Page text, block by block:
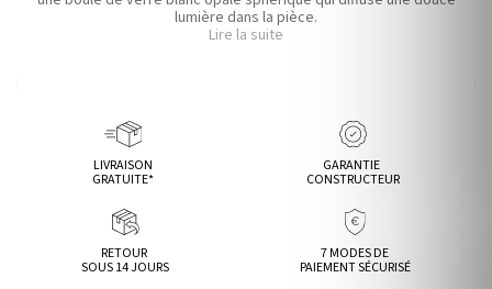
lumière dans la pièce.
Lire la suite
LIVRAISON
GRATUITE*
GARANTIE
CONSTRUCTEUR
RETOUR
SOUS 14 JOURS
7 MODES DE
PAIEMENT SÉCURISÉ